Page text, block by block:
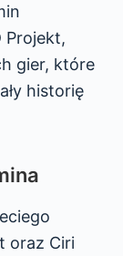
Projekt,
gier, które
historię
oraz Ciri